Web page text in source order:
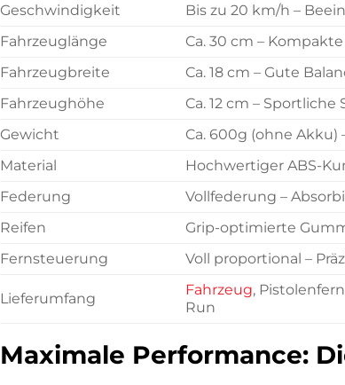
Geschwindigkeit
Bis zu 20 km/h –
Fahrzeuglänge
Ca. 30 cm –
Fahrzeugbreite
Ca. 18 cm – Gute
Fahrzeughöhe
Ca. 12 cm –
Gewicht
Ca. 600g (ohne
Material
Hochwertiger ABS-
Federung
Vollfederung –
Reifen
Grip-optimierte
Fernsteuerung
Voll proportional –
Lieferumfang
Fahrzeug,
Run
Maximale Performance: